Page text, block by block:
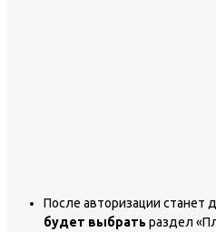
После авторизации станет
будет выбрать раздел